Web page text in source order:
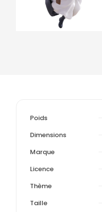
Poids
Dimensions
Marque
Licence
Thème
Taille